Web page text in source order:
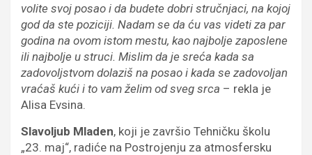
volite svoj posao i da budete dobri stručnjaci, na kojoj
god da ste poziciji. Nadam se da ću vas videti za par
godina na ovom istom mestu, kao najbolje zaposlene
ili najbolje u struci. Mislim da je sreća kada sa
zadovoljstvom dolaziš na posao i kada se zadovoljan
vraćaš kući i to vam želim od sveg srca – rekla je
Alisa Evsina.
Slavoljub Mladen, koji je završio Tehničku školu
„23. maj“, radiće na Postrojenju za atmosfersku